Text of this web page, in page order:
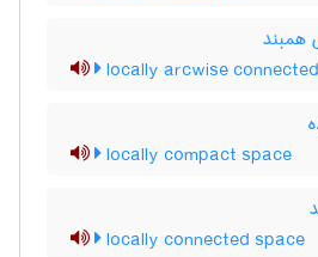
همبند
locally arcwise
locally compact space
locally connected space